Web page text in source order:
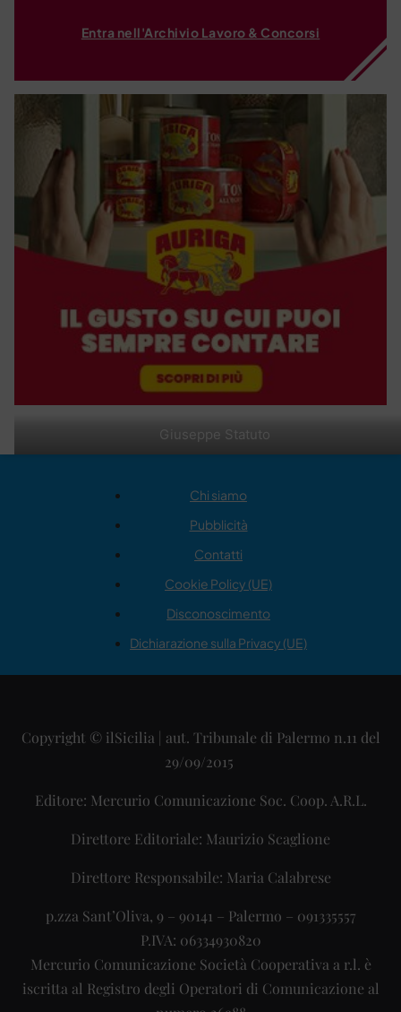
Giuseppe Statuto
Entra nell'Archivio Lavoro & Concorsi
Chi siamo
Pubblicità
Contatti
Cookie Policy (UE)
Disconoscimento
Dichiarazione sulla Privacy (UE)
Copyright © ilSicilia | aut. Tribunale di Palermo n.11 del
29/09/2015
Editore: Mercurio Comunicazione Soc. Coop. A.R.L.
Direttore Editoriale: Maurizio Scaglione
Direttore Responsabile: Maria Calabrese
p.zza Sant’Oliva, 9 – 90141 – Palermo – 091335557
P.IVA: 06334930820
Mercurio Comunicazione Società Cooperativa a r.l. è
iscritta al Registro degli Operatori di Comunicazione al